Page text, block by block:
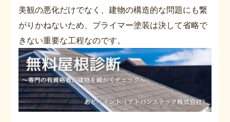
美観の悪化だけでなく、建物の構造的な問題にも繋
がりかねないため、プライマー塗装は決して省略で
きない重要な工程なのです。